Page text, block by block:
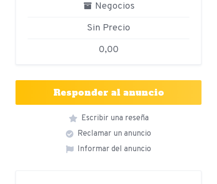
Negocios
Sin Precio
0,00
Responder al anuncio
Escribir una reseña
Reclamar un anuncio
Informar del anuncio